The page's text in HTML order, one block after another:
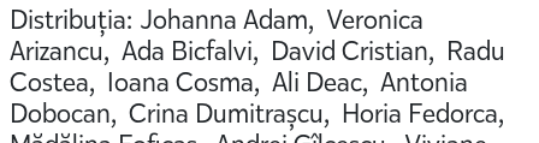
Distribuția: Johanna Adam, Veronica
Arizancu, Ada Bicfalvi, David Cristian, Radu
Costea, Ioana Cosma, Ali Deac, Antonia
Dobocan, Crina Dumitrașcu, Horia Fedorca,